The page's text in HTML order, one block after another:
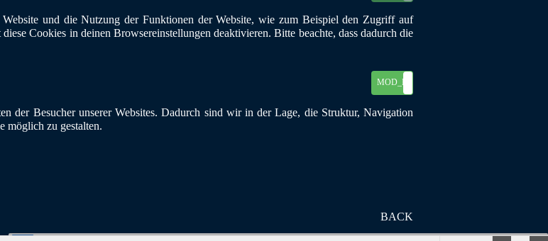
und die Nutzung der Funktionen der Website, wie zum Beispiel den Zugriff auf
Cookies in deinen Browsereinstellungen deaktivieren. Bitte beachte, dass dadurch die
MOD_EU_COOKIES_ON
der Besucher unserer Websites. Dadurch sind wir in der Lage, die Struktur, Navigation
möglich zu gestalten.
BACK